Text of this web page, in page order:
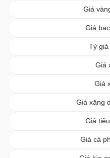
Giá
Giá
Tỷ
Giá
Giá
Giá xăng
Giá
Giá cà